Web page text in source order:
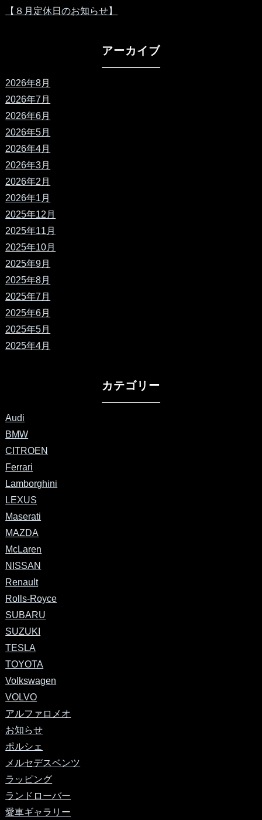
【８月定休日のお知らせ】
アーカイブ
2026年8月
2026年7月
2026年6月
2026年5月
2026年4月
2026年3月
2026年2月
2026年1月
2025年12月
2025年11月
2025年10月
2025年9月
2025年8月
2025年7月
2025年6月
2025年5月
2025年4月
カテゴリー
Audi
BMW
CITROEN
Ferrari
Lamborghini
LEXUS
Maserati
MAZDA
McLaren
NISSAN
Renault
Rolls-Royce
SUBARU
SUZUKI
TESLA
TOYOTA
Volkswagen
VOLVO
アルファロメオ
お知らせ
ポルシェ
メルセデスベンツ
ラッピング
ランドローバー
愛車ギャラリー